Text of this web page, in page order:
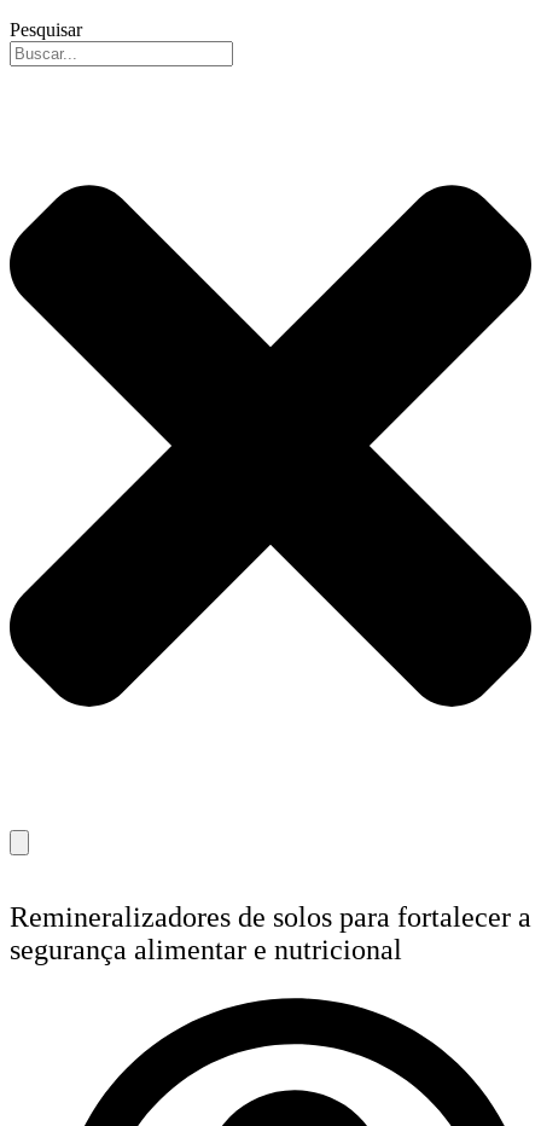
Pesquisar
Remineralizadores de solos para fortalecer a
segurança alimentar e nutricional